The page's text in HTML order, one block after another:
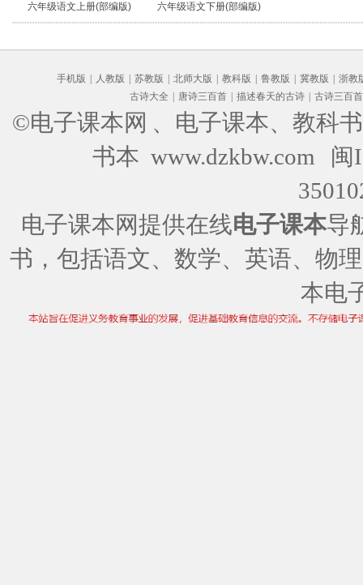
六年级语文上册(部编版) 六年级语文下册(部编版)
手机版 人教版 苏教版 北师大版 教科版 鲁教版 冀教版
浙教
古诗大全
唐诗三百首 描述春天的古诗 古诗三百首
©电子课本网 、电子课本、教科
书本 www.dzkbw.com
闽
电子课本网提供在线电子课本导
书，包括语文、数学、英语、物
本电